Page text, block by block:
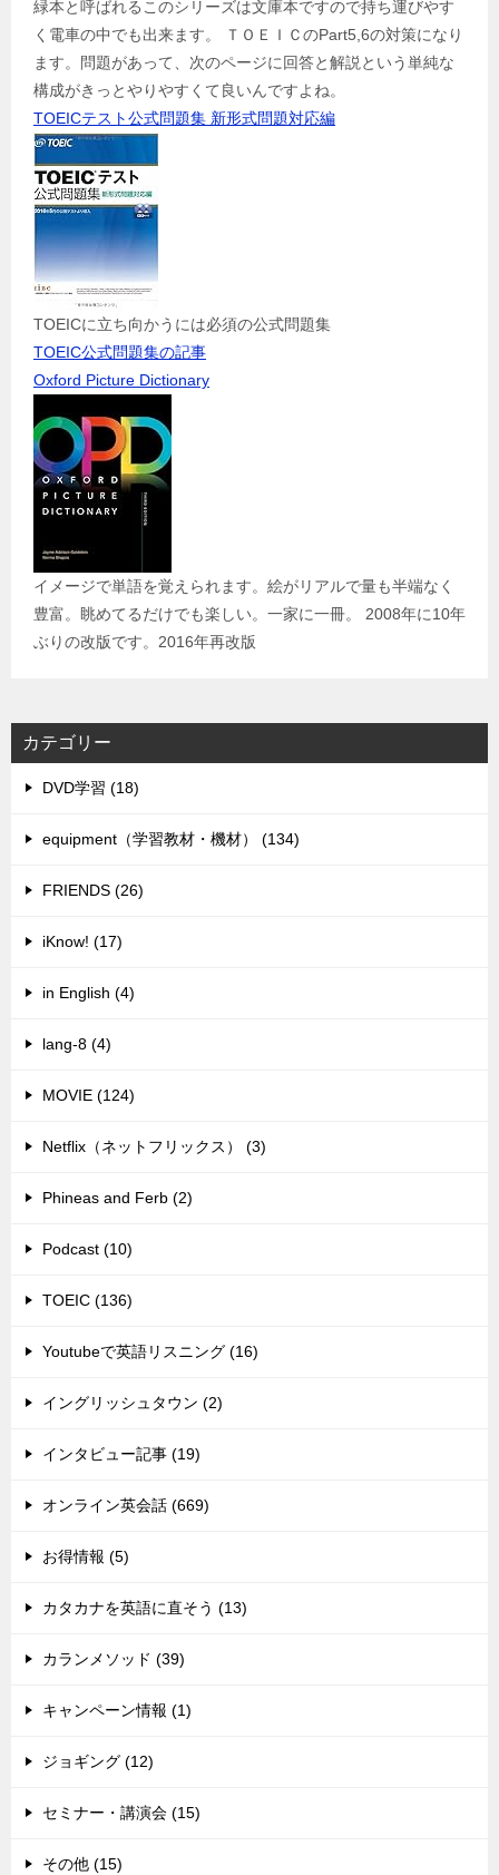
緑本と呼ばれるこのシリーズは文庫本ですので持ち運びやす
く電車の中でも出来ます。 ＴＯＥＩＣのPart5,6の対策になり
ます。問題があって、次のページに回答と解説という単純な
構成がきっとやりやすくて良いんですよね。
TOEICテスト公式問題集 新形式問題対応編
TOEICに立ち向かうには必須の公式問題集
TOEIC公式問題集の記事
Oxford Picture Dictionary
イメージで単語を覚えられます。絵がリアルで量も半端なく
豊富。眺めてるだけでも楽しい。一家に一冊。 2008年に10年
ぶりの改版です。2016年再改版
カテゴリー
DVD学習 (18)
equipment（学習教材・機材） (134)
FRIENDS (26)
iKnow! (17)
in English (4)
lang-8 (4)
MOVIE (124)
Netflix（ネットフリックス） (3)
Phineas and Ferb (2)
Podcast (10)
TOEIC (136)
Youtubeで英語リスニング (16)
イングリッシュタウン (2)
インタビュー記事 (19)
オンライン英会話 (669)
お得情報 (5)
カタカナを英語に直そう (13)
カランメソッド (39)
キャンペーン情報 (1)
ジョギング (12)
セミナー・講演会 (15)
その他 (15)